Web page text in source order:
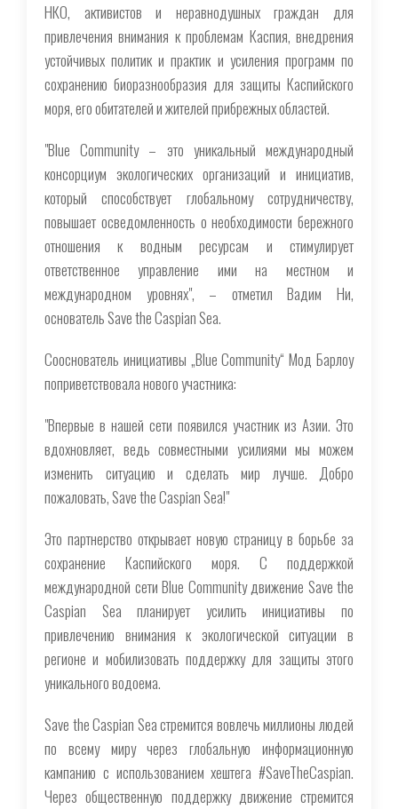
НКО, активистов и неравнодушных граждан для
привлечения внимания к проблемам Каспия, внедрения
устойчивых политик и практик и усиления программ по
сохранению биоразнообразия для защиты Каспийского
моря, его обитателей и жителей прибрежных областей.
"Blue Community – это уникальный международный
консорциум экологических организаций и инициатив,
который способствует глобальному сотрудничеству,
повышает осведомленность о необходимости бережного
отношения к водным ресурсам и стимулирует
ответственное управление ими на местном и
международном уровнях", – отметил Вадим Ни,
основатель Save the Caspian Sea.
Сооснователь инициативы „Blue Community“ Мод Барлоу
поприветствовала нового участника:
"Впервые в нашей сети появился участник из Азии. Это
вдохновляет, ведь совместными усилиями мы можем
изменить ситуацию и сделать мир лучше. Добро
пожаловать, Save the Caspian Sea!"
Это партнерство открывает новую страницу в борьбе за
сохранение Каспийского моря. С поддержкой
международной сети Blue Community движение Save the
Caspian Sea планирует усилить инициативы по
привлечению внимания к экологической ситуации в
регионе и мобилизовать поддержку для защиты этого
уникального водоема.
Save the Caspian Sea стремится вовлечь миллионы людей
по всему миру через глобальную информационную
кампанию с использованием хештега #SaveTheCaspian.
Через общественную поддержку движение стремится